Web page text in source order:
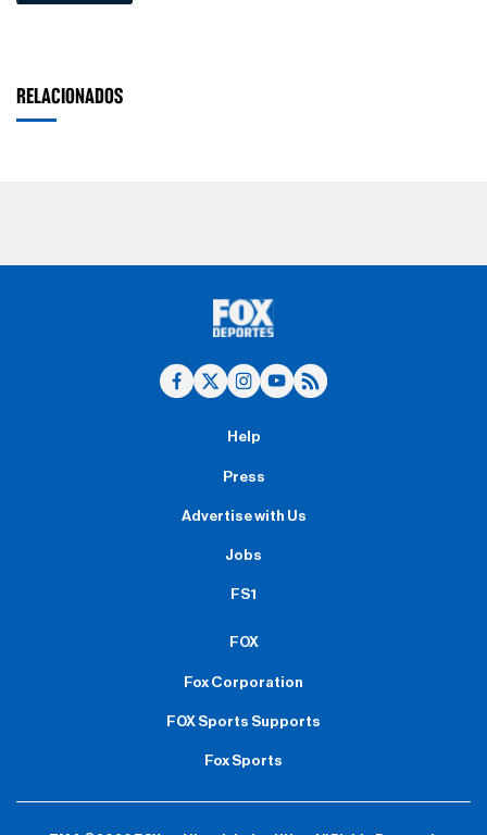
RELACIONADOS
Help
Press
Advertise with Us
Jobs
FS1
FOX
Fox Corporation
FOX Sports Supports
Fox Sports